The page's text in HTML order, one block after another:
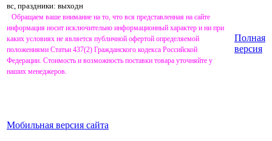
вс, праздники: выходн
Обращаем ваше внимание на то, что вся представленная на сайте
информация носит исключительно информационный характер и ни при
каких условиях не является публичной офертой определяемой
положениями Статьи 437(2) Гражданского кодекса Российской
Федерации. Стоимость и возможность поставки товара уточняйте у
наших менеджеров.
Мобильная версия сайта
Полная
версия